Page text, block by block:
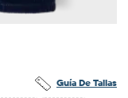
Guía De Tallas